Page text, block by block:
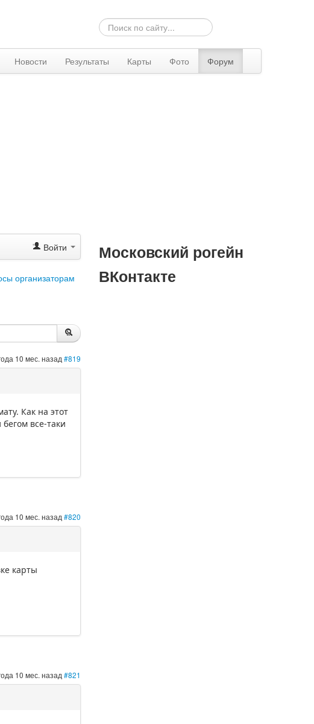
Искать...
Новости Результаты Карты Фото Форум
Войти
организаторам
10 мес. назад #819
Как на этот
все-таки
10 мес. назад #820
карты
10 мес. назад #821
Московский рогейн
ВКонтакте